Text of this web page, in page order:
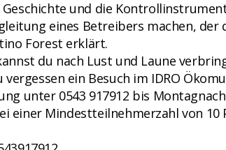
und die
eines Betreibers machen, der
Forest erklärt.
du nach Lust und Laune
ein Besuch im IDRO
unter 0543 917912 bis
einer Mindestteilnehmerzahl von 10